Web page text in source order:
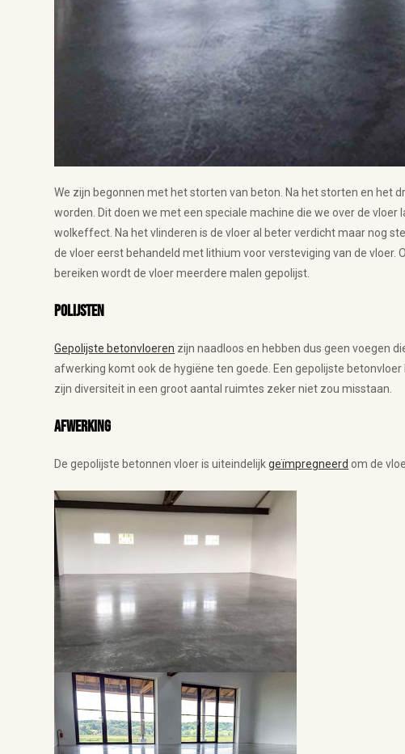
We zijn begonnen met het storten van beton. Na het storten en het
worden. Dit doen we met een speciale machine die we over de
wolkeffect. Na het vlinderen is de vloer al beter verdicht maar nog
de vloer eerst behandeld met lithium voor versteviging van de vloer.
bereiken wordt de vloer meerdere malen gepolijst.
Polijsten
Gepolijste betonvloeren zijn naadloos en hebben dus geen voegen
afwerking komt ook de hygiëne ten goede. Een gepolijste
zijn diversiteit in een groot aantal ruimtes zeker niet zou misstaan.
Afwerking
De gepolijste betonnen vloer is uiteindelijkgeïmpregneerd om de